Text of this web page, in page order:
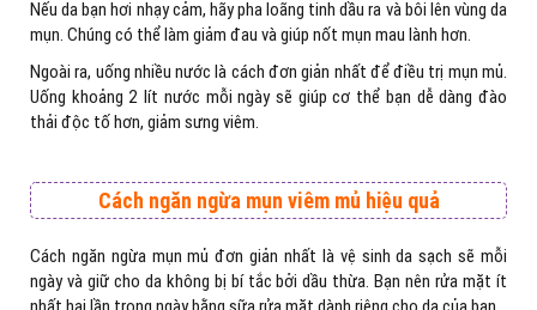
Nếu da bạn hơi nhạy cảm, hãy pha loãng tinh dầu ra và bôi lên vùng da
mụn. Chúng có thể làm giảm đau và giúp nốt mụn mau lành hơn.
Ngoài ra, uống nhiều nước là cách đơn giản nhất để điều trị mụn mủ.
Uống khoảng 2 lít nước mỗi ngày sẽ giúp cơ thể bạn dễ dàng đào
thải độc tố hơn, giảm sưng viêm.
Cách ngăn ngừa mụn viêm mủ hiệu quả
Cách ngăn ngừa mụn mủ đơn giản nhất là vệ sinh da sạch sẽ mỗi
ngày và giữ cho da không bị bí tắc bởi dầu thừa. Bạn nên rửa mặt ít